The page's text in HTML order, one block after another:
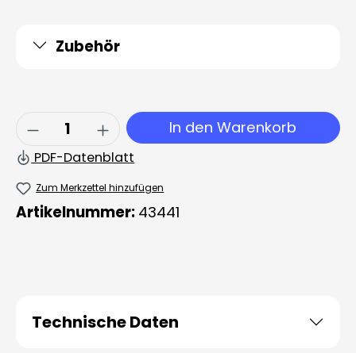
Zubehör
Produkt Anzahl: Gib den
In den Warenkorb
PDF-Datenblatt
Zum Merkzettel hinzufügen
Artikelnummer: 43441
Technische Daten